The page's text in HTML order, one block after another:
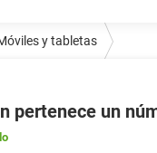
y tabletas
pertenece un